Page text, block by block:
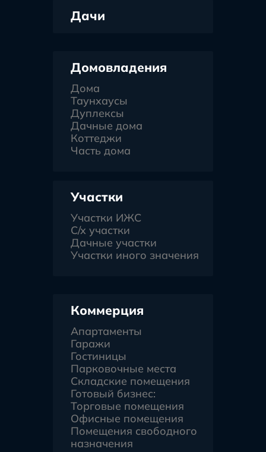
Дачи
Домовладения
Дома
Таунхаусы
Дуплексы
Дачные дома
Коттеджи
Часть дома
Участки
Участки ИЖС
С/х участки
Дачные участки
Участки иного значения
Коммерция
Апартаменты
Гаражи
Гостиницы
Парковочные места
Складские помещения
Готовый бизнес:
Торговые помещения
Офисные помещения
Помещения свободного
назначения